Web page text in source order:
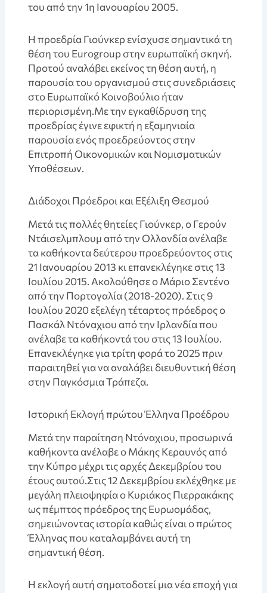
του από την 1η Ιανουαρίου 2005.
Η προεδρία Γιούνκερ ενίσχυσε σημαντικά τη
θέση του Eurogroup στην ευρωπαϊκή σκηνή.
Προτού αναλάβει εκείνος τη θέση αυτή, η
παρουσία του οργανισμού στις συνεδριάσεις
στο Ευρωπαϊκό Κοινοβούλιο ήταν
περιορισμένη.Με την εγκαθίδρυση της
προεδρίας έγινε εφικτή η εξαμηνιαία
παρουσία ενός προεδρεύοντος στην
Επιτροπή Οικονομικών και Νομισματικών
Υποθέσεων.
Διάδοχοι Πρόεδροι και Εξέλιξη Θεσμού
Μετά τις πολλές θητείες Γιούνκερ, ο Γερούν
Ντάισελμπλουμ από την Ολλανδία ανέλαβε
τα καθήκοντα δεύτερου προεδρεύοντος στις
21 Ιανουαρίου 2013 κι επανεκλέγηκε στις 13
Ιουλίου 2015. Ακολούθησε ο Μάριο Σεντένο
από την Πορτογαλία (2018-2020). Στις 9
Ιουλίου 2020 εξελέγη τέταρτος πρόεδρος ο
Πασκάλ Ντόναχιου από την Ιρλανδία που
ανέλαβε τα καθήκοντά του στις 13 Ιουλίου.
Επανεκλέγηκε για τρίτη φορά το 2025 πριν
παραιτηθεί για να αναλάβει διευθυντική θέση
στην Παγκόσμια Τράπεζα.
Ιστορική Εκλογή πρώτου Έλληνα Προέδρου
Μετά την παραίτηση Ντόναχιου, προσωρινά
καθήκοντα ανέλαβε ο Μάκης Κεραυνός από
την Κύπρο μέχρι τις αρχές Δεκεμβρίου του
έτους αυτού.Στις 12 Δεκεμβρίου εκλέχθηκε με
μεγάλη πλειοψηφία ο Κυριάκος Πιερρακάκης
ως πέμπτος πρόεδρος της Ευρωομάδας,
σημειώνοντας ιστορία καθώς είναι ο πρώτος
Έλληνας που καταλαμβάνει αυτή τη
σημαντική θέση.
Η εκλογή αυτή σηματοδοτεί μια νέα εποχή για